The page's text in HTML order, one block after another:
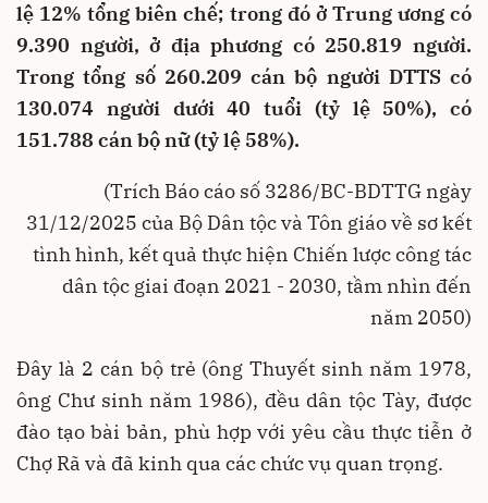
lệ 12% tổng biên chế; trong đó ở Trung ương có
9.390 người, ở địa phương có 250.819 người.
Trong tổng số 260.209 cán bộ người DTTS có
130.074 người dưới 40 tuổi (tỷ lệ 50%), có
151.788 cán bộ nữ (tỷ lệ 58%).
(Trích Báo cáo số 3286/BC-BDTTG ngày
31/12/2025 của Bộ Dân tộc và Tôn giáo về sơ kết
tình hình, kết quả thực hiện Chiến lược công tác
dân tộc giai đoạn 2021 - 2030, tầm nhìn đến
năm 2050)
Đây là 2 cán bộ trẻ (ông Thuyết sinh năm 1978,
ông Chư sinh năm 1986), đều dân tộc Tày, được
đào tạo bài bản, phù hợp với yêu cầu thực tiễn ở
Chợ Rã và đã kinh qua các chức vụ quan trọng.